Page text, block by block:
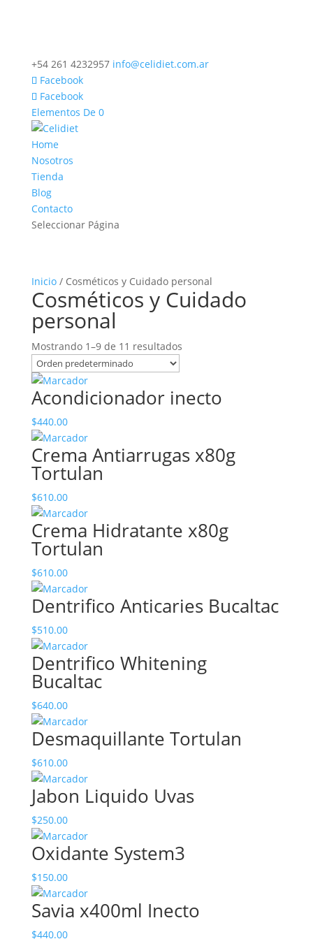
+54 261 4232957 info@celidiet.com.ar
Facebook
Facebook
Elementos De 0
Home
Nosotros
Tienda
Blog
Contacto
Seleccionar Página
Inicio/ Cosméticos y Cuidado personal
Cosméticos y Cuidado
personal
Mostrando 1–9 de 11 resultados
Acondicionador inecto
$440.00
Crema Antiarrugas x80g
Tortulan
$610.00
Crema Hidratante x80g
Tortulan
$610.00
Dentrifico Anticaries Bucaltac
$510.00
Dentrifico Whitening
Bucaltac
$640.00
Desmaquillante Tortulan
$610.00
Jabon Liquido Uvas
$250.00
Oxidante System3
$150.00
Savia x400ml Inecto
$440.00